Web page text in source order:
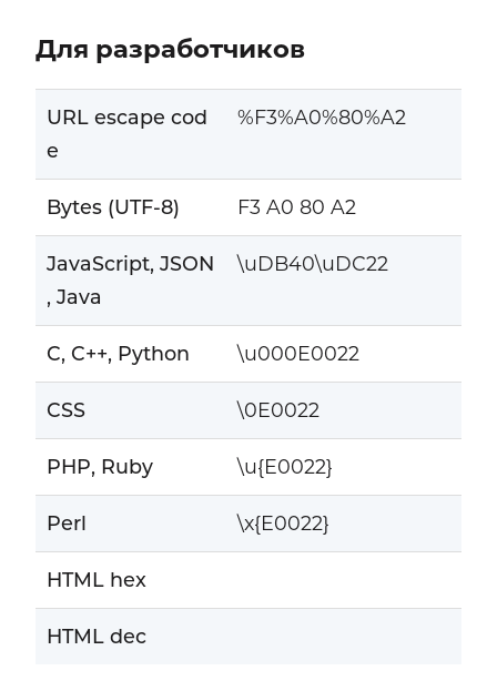
Для разработчиков
URL escape cod
e
%F3%A0%80%A2
Bytes (UTF-8) F3 A0 80 A2
JavaScript, JSON
, Java
\uDB40\uDC22
C, C++, Python \u000E0022
CSS \0E0022
PHP, Ruby \u{E0022}
Perl \x{E0022}
HTML hex
HTML dec